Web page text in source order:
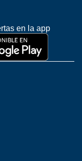
en la app